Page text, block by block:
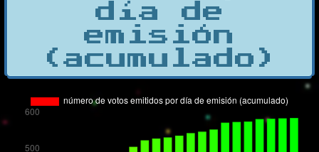
día de
emisión
(acumulado)